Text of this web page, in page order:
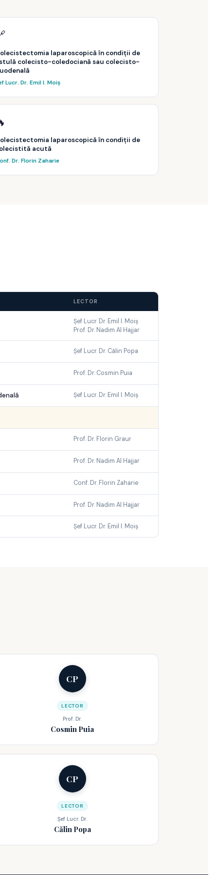
laparoscopică în condiții de
colecisto-coledociană sau colecisto-
Lucr. Dr. Emil I. Moiș
laparoscopică în condiții de
acută
Dr. Florin Zaharie
LECTOR
Șef Lucr. Dr. Emil I. Moiș
Prof. Dr. Nadim Al Hajjar
Șef Lucr. Dr. Călin Popa
Prof. Dr. Cosmin Puia
Șef Lucr. Dr. Emil I. Moiș
Prof. Dr. Florin Graur
Prof. Dr. Nadim Al Hajjar
Conf. Dr. Florin Zaharie
Prof. Dr. Nadim Al Hajjar
Șef Lucr. Dr. Emil I. Moiș
CP
LECTOR
Prof. Dr.
Cosmin Puia
CP
LECTOR
Șef Lucr. Dr.
Călin Popa